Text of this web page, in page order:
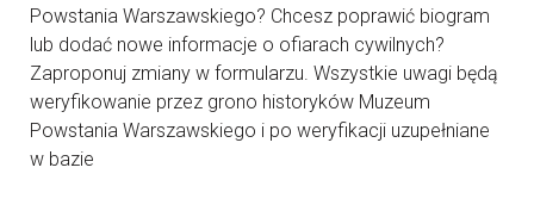
Powstania Warszawskiego? Chcesz poprawić biogram
lub dodać nowe informacje o ofiarach cywilnych?
Zaproponuj zmiany w formularzu. Wszystkie uwagi będą
weryfikowanie przez grono historyków Muzeum
Powstania Warszawskiego i po weryfikacji uzupełniane
w bazie